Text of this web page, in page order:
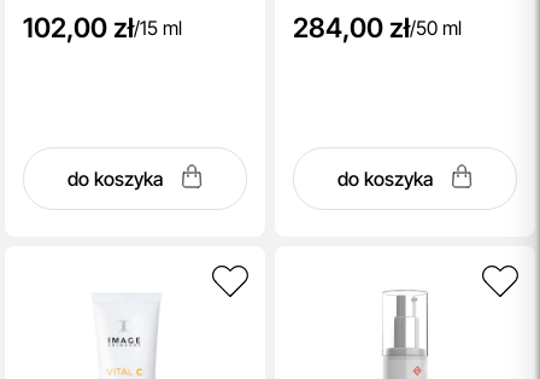
102,00 zł/15 ml
do koszyka
284,00 zł/50 ml
do koszyka